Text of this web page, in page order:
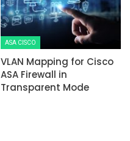
ASA CISCO
VLAN Mapping for Cisco
ASA Firewall in
Transparent Mode